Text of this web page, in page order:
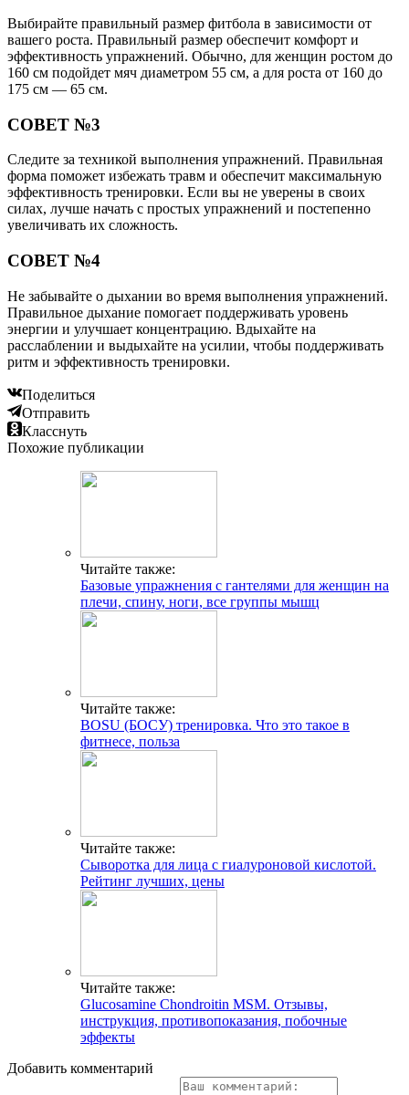
Выбирайте правильный размер фитбола в зависимости от
вашего роста. Правильный размер обеспечит комфорт и
эффективность упражнений. Обычно, для женщин ростом до
160 см подойдет мяч диаметром 55 см, а для роста от 160 до
175 см — 65 см.
СОВЕТ №3
Следите за техникой выполнения упражнений. Правильная
форма поможет избежать травм и обеспечит максимальную
эффективность тренировки. Если вы не уверены в своих
силах, лучше начать с простых упражнений и постепенно
увеличивать их сложность.
СОВЕТ №4
Не забывайте о дыхании во время выполнения упражнений.
Правильное дыхание помогает поддерживать уровень
энергии и улучшает концентрацию. Вдыхайте на
расслаблении и выдыхайте на усилии, чтобы поддерживать
ритм и эффективность тренировки.
Поделиться
Отправить
Класснуть
Похожие публикации
Читайте также:
Базовые упражнения с гантелями для женщин на
плечи, спину, ноги, все группы мышц
Читайте также:
BOSU (БОСУ) тренировка. Что это такое в
фитнесе, польза
Читайте также:
Сыворотка для лица с гиалуроновой кислотой.
Рейтинг лучших, цены
Читайте также:
Glucosamine Chondroitin MSM. Отзывы,
инструкция, противопоказания, побочные
эффекты
Добавить комментарий